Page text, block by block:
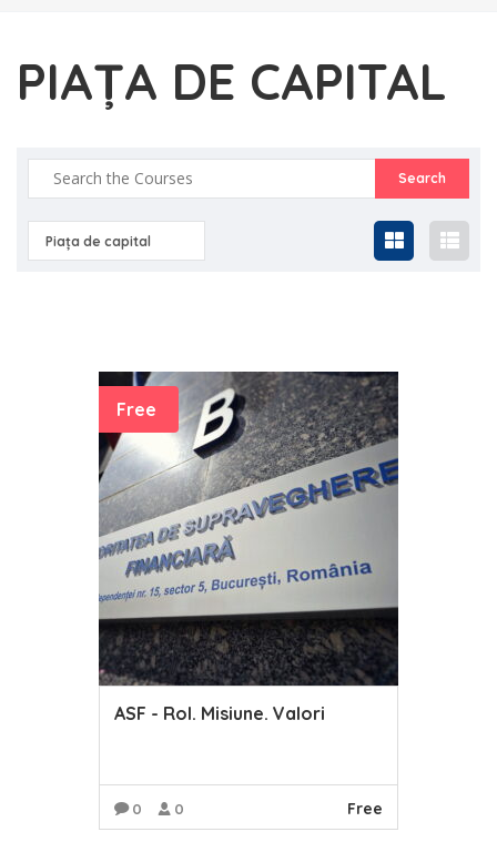
PIAȚA DE CAPITAL
Piața de capital
Free
ASF - Rol. Misiune. Valori
0 0 Free